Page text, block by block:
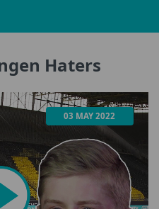
Haters
03 MAY 2022